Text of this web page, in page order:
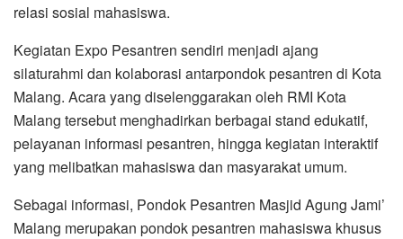
relasi sosial mahasiswa.
Kegiatan Expo Pesantren sendiri menjadi ajang
silaturahmi dan kolaborasi antarpondok pesantren di Kota
Malang. Acara yang diselenggarakan oleh RMI Kota
Malang tersebut menghadirkan berbagai stand edukatif,
pelayanan informasi pesantren, hingga kegiatan interaktif
yang melibatkan mahasiswa dan masyarakat umum.
Sebagai informasi, Pondok Pesantren Masjid Agung Jami’
Malang merupakan pondok pesantren mahasiswa khusus